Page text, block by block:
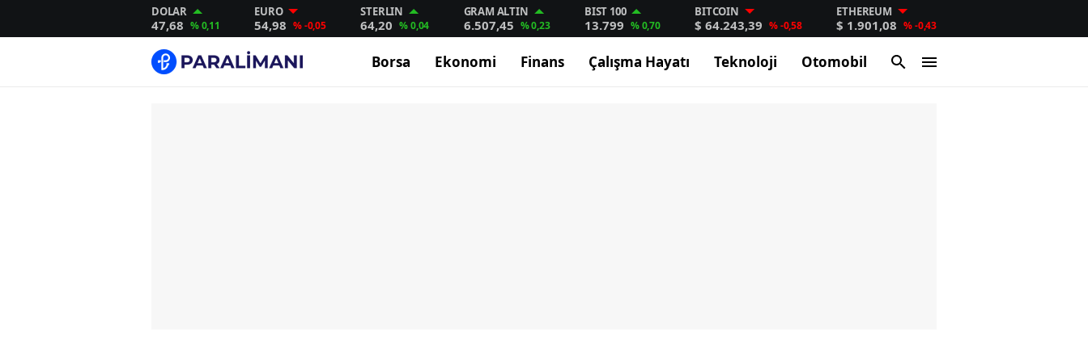
DOLAR
47,68 % 0,11
EURO
54,98 % -0,05
STERLIN
64,20 % 0,04
GRAM ALTIN
6.507,45 % 0,23
BIST 100
13.799 % 0,70
BITCOIN
$ 64.243,39 % -0,58
ETHEREUM
$ 1.901,08 % -0,43
Borsa Ekonomi Finans Çalışma Hayatı Teknoloji Otomobil